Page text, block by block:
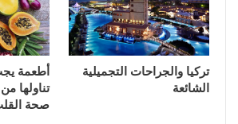
تركيا والجراحات التجميلية
الشائعة
أطعمة
تناولها
صحة